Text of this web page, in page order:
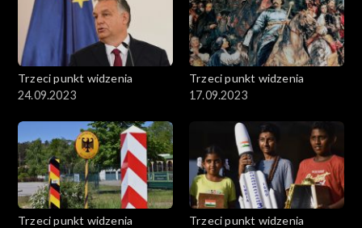
Trzeci punkt widzenia
24.09.2023
Trzeci punkt widzenia
17.09.2023
Trzeci punkt widzenia
Trzeci punkt widzenia